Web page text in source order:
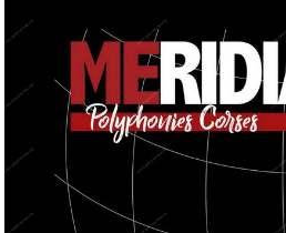
concert
–
Mai
2018
–
>